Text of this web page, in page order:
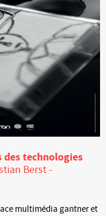
des technologies
Berst -
multimédia gantner et